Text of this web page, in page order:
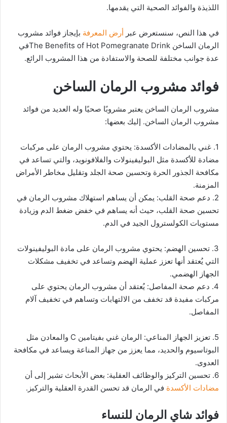
اللذيذة والفوائد الصحية التي يقدمها.
في هذا النص، سنستعرض عبر أرض المعرفة بإيجاز فوائد مشروب
الرمان الساخن The Benefits of Hot Pomegranate Drinkفي
عدة جوانب مختلفة للصحة والاستفادة من هذا المشروب الرائع.
فوائد مشروب الرمان الساخن
مشروب الرمان الساخن يعتبر مشروبًا صحيًا وله العديد من فوائد
مشروب الرمان الساخن. إليك بعضها:
1. غني بالمضادات الأكسدة: يحتوي مشروب الرمان على مركبات
مضادة للأكسدة مثل البوليفينولات والفلافونويد، والتي تساعد في
مكافحة الجذور الحرة وتحسين صحة الجلد وتقليل مخاطر الأمراض
المزمنة.
2. دعم صحة القلب: يمكن أن يساهم استهلاك مشروب الرمان في
تحسين صحة القلب، حيث أنه يساهم في خفض ضغط الدم وزيادة
مستويات الكولسترول الجيد في الدم.
3. تحسين الهضم: يحتوي مشروب الرمان على مادة البوليفينولات
التي يُعتقد أنها تعزز عملية الهضم وتساعد في تخفيف مشكلات
الجهاز الهضمي.
4. دعم صحة المفاصل: يُعتقد أن مشروب الرمان يحتوي على
مركبات مفيدة قد تخفف من الالتهابات وتساهم في تخفيف آلام
المفاصل.
5. تعزيز الجهاز المناعي: الرمان غني بفيتامين C والمعادن مثل
البوتاسيوم والحديد، مما يعزز من جهاز المناعة ويساعد في مكافحة
العدوى.
6. تحسين التركيز والوظائف العقلية: بعض الأبحاث تشير إلى أن
مضادات الأكسدة في الرمان قد تحسن القدرة العقلية والتركيز.
فوائد شاي الرمان للنساء